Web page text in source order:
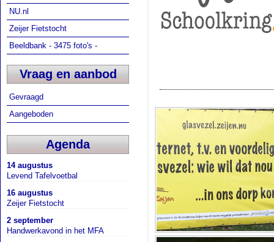
NU.nl
Zeijer Fietstocht
Beeldbank - 3475 foto's -
Vraag en aanbod
Gevraagd
Aangeboden
Agenda
14 augustus
Levend Tafelvoetbal
16 augustus
Zeijer Fietstocht
2 september
Handwerkavond in het MFA